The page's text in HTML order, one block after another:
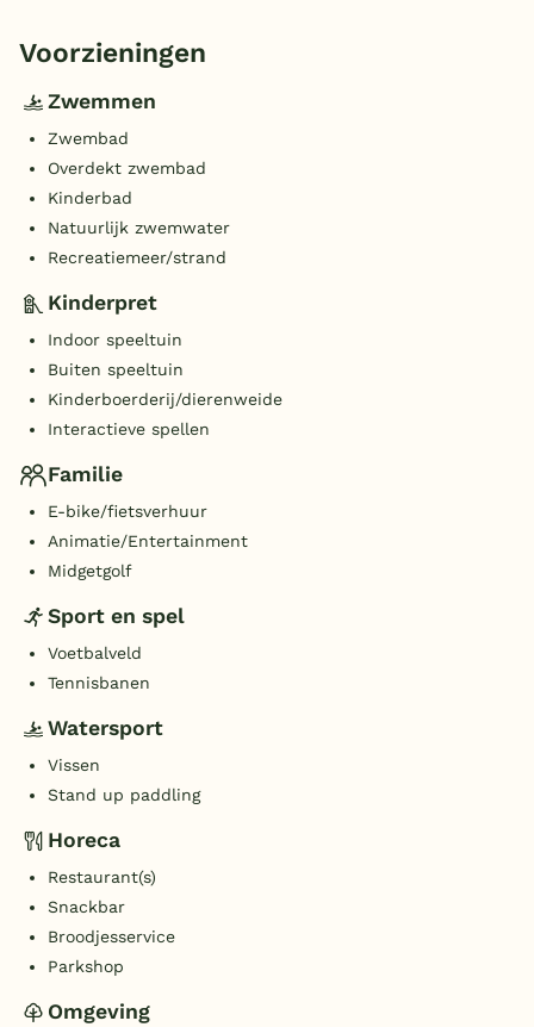
Voorzieningen
Zwemmen
Zwembad
Overdekt zwembad
Kinderbad
Natuurlijk zwemwater
Recreatiemeer/strand
Kinderpret
Indoor speeltuin
Buiten speeltuin
Kinderboerderij/dierenweide
Interactieve spellen
Familie
E-bike/fietsverhuur
Animatie/Entertainment
Midgetgolf
Sport en spel
Voetbalveld
Tennisbanen
Watersport
Vissen
Stand up paddling
Horeca
Restaurant(s)
Snackbar
Broodjesservice
Parkshop
Omgeving